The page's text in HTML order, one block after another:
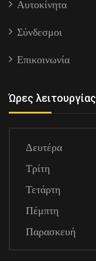
Αυτοκίνητα
Σύνδεσμοι
Επικοινωνία
Ώρες λειτουργίας
Δευτέρα
Τρίτη
Τετάρτη
Πέμπτη
Παρασκευή